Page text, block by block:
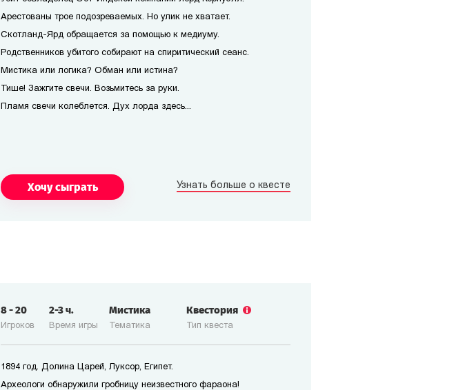
Арестованы трое подозреваемых. Но улик не хватает.
Скотланд-Ярд обращается за помощью к медиуму.
Родственников убитого собирают на спиритический сеанс.
Мистика или логика? Обман или истина?
Тише! Зажгите свечи. Возьмитесь за руки.
Пламя свечи колеблется. Дух лорда здесь...
Хочу сыграть Узнать больше о квесте
Игроков
8-20
Время игры
2-3ч.
Тематика
Мистика
Тип квеста
Квестория
1894 год. Долина Царей, Луксор, Египет.
Археологи обнаружили гробницу неизвестного фараона!